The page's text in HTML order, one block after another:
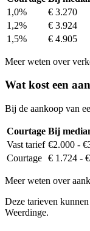
1,0%
€ 3.270
1,2%
€ 3.924
1,5%
€ 4.905
Meer weten over
Wat kost een
Bij de aankoop van
Courtage Bij
Vast tarief €2.000 -
Courtage € 1.724 -
Meer weten over
Deze tarieven
Weerdinge.